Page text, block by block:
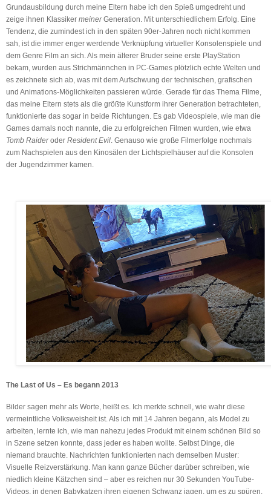
Grundausbildung durch meine Eltern habe ich den Spieß umgedreht und
zeige ihnen Klassiker meinerGeneration. Mit unterschiedlichem Erfolg. Eine
Tendenz, die zumindest ich in den späten 90er-Jahren noch nicht kommen
sah, ist die immer enger werdende Verknüpfung virtueller Konsolenspiele und
dem Genre Film an sich. Als mein älterer Bruder seine erste PlayStation
bekam, wurden aus Strichmännchen in PC-Games plötzlich echte Welten und
es zeichnete sich ab, was mit dem Aufschwung der technischen, grafischen
und Animations-Möglichkeiten passieren würde. Gerade für das Thema Filme,
das meine Eltern stets als die größte Kunstform ihrer Generation betrachteten,
funktionierte das sogar in beide Richtungen. Es gab Videospiele, wie man die
Games damals noch nannte, die zu erfolgreichen Filmen wurden, wie etwa
Tomb Raideroder Resident Evil. Genauso wie große Filmerfolge nochmals
zum Nachspielen aus den Kinosälen der Lichtspielhäuser auf die Konsolen
der Jugendzimmer kamen.
The Last of Us – Es begann 2013
Bilder sagen mehr als Worte, heißt es. Ich merkte schnell, wie wahr diese
vermeintliche Volksweisheit ist. Als ich mit 14 Jahren begann, als Model zu
arbeiten, lernte ich, wie man nahezu jedes Produkt mit einem schönen Bild so
in Szene setzen konnte, dass jeder es haben wollte. Selbst Dinge, die
niemand brauchte. Nachrichten funktionierten nach demselben Muster:
Visuelle Reizverstärkung. Man kann ganze Bücher darüber schreiben, wie
niedlich kleine Kätzchen sind – aber es reichen nur 30 Sekunden YouTube-
Videos, in denen Babykatzen ihren eigenen Schwanz jagen, um es zu spüren.